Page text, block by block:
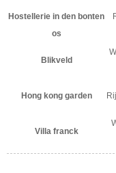
Hostellerie in den bonten
os
Blikveld
Hong kong garden
Villa franck